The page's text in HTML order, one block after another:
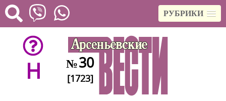
РУБРИКИ
H №30
[1723]